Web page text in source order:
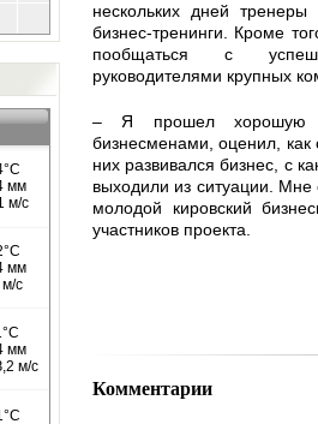
нескольких дней
бизнес-тренинги. Кроме
пообщаться с
руководителями крупных
– Я прошел хорошую
бизнесменами, оценил, как
них развивался бизнес, с
выходили из ситуации. Мне
молодой кировский
участников проекта.
Комментарии